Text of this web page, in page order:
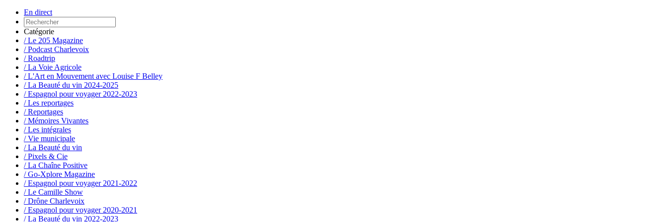
En direct
Catégorie
/ Le 205 Magazine
/ Podcast Charlevoix
/ Roadtrip
/ La Voie Agricole
/ L'Art en Mouvement avec Louise F Belley
/ La Beauté du vin 2024-2025
/ Espagnol pour voyager 2022-2023
/ Les reportages
/ Reportages
/ Mémoires Vivantes
/ Les intégrales
/ Vie municipale
/ La Beauté du vin
/ Pixels & Cie
/ La Chaîne Positive
/ Go-Xplore Magazine
/ Espagnol pour voyager 2021-2022
/ Le Camille Show
/ Drône Charlevoix
/ Espagnol pour voyager 2020-2021
/ La Beauté du vin 2022-2023